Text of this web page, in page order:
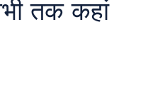
तक कहां